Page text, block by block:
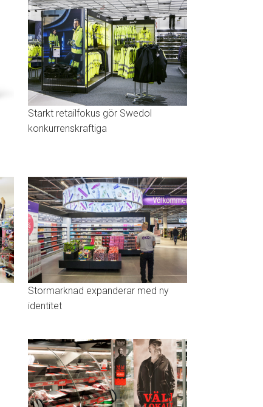
Starkt retailfokus gör Swedol
konkurrenskraftiga
Stormarknad expanderar med ny
identitet